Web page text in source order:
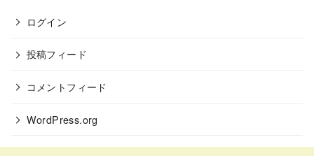
ログイン
投稿フィード
コメントフィード
WordPress.org